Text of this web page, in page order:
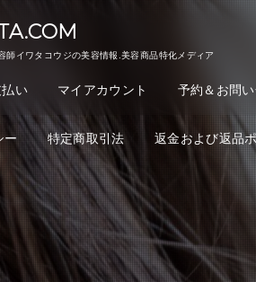
イワタコウジの美容情報.美容商品特化メディア
い マイアカウント 予約＆お問
ー 特定商取引法 返金および返品